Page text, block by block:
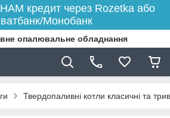
кредит через Rozetka або
Монобанк
опалювальне обладнання
Твердопаливні котли класичні та